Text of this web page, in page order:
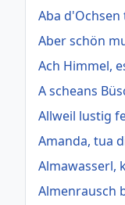
Aba
Aber schön
Ach Himmel,
A scheans
Allweil lustig
Amanda, tua
Almawasserl,
Almenrausch